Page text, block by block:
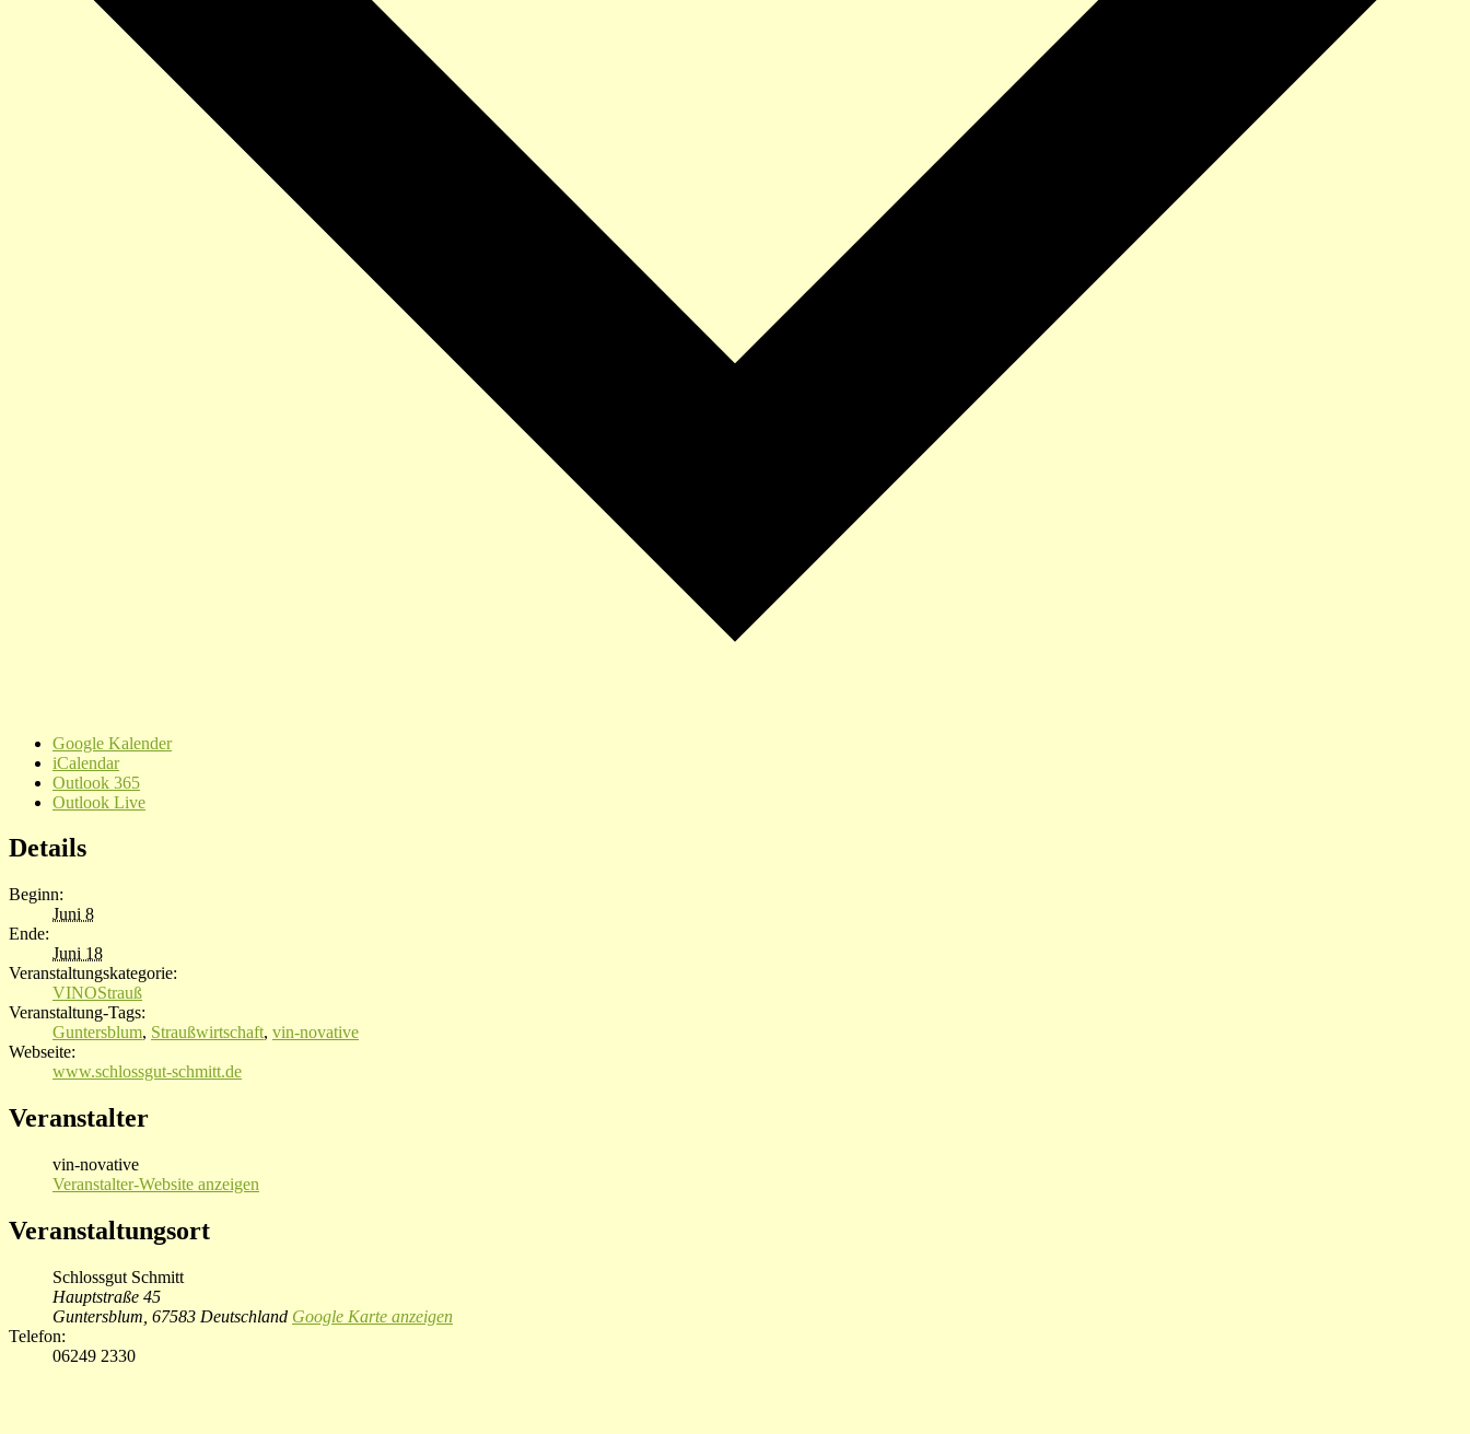
Google Kalender
iCalendar
Outlook 365
Outlook Live
Details
Beginn:
Juni 8
Ende:
Juni 18
Veranstaltungskategorie:
VINOStrauß
Veranstaltung-Tags:
Guntersblum, Straußwirtschaft, vin-novative
Webseite:
www.schlossgut-schmitt.de
Veranstalter
vin-novative
Veranstalter-Website anzeigen
Veranstaltungsort
Schlossgut Schmitt
Hauptstraße 45
Guntersblum 67583 Deutschland Google Karte anzeigen
Telefon:
06249 2330